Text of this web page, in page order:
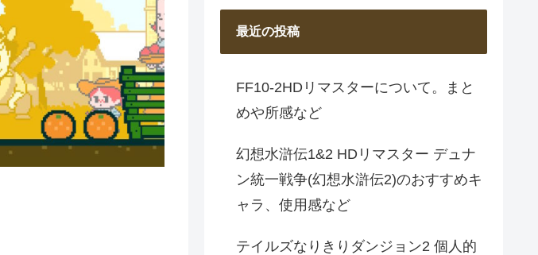
最近の投稿
FF10-2HDリマスターについて。まと
めや所感など
幻想水滸伝1&2 HDリマスター デュナ
ン統一戦争(幻想水滸伝2)のおすすめキ
ャラ、使用感など
テイルズなりきりダンジョン2 個人的